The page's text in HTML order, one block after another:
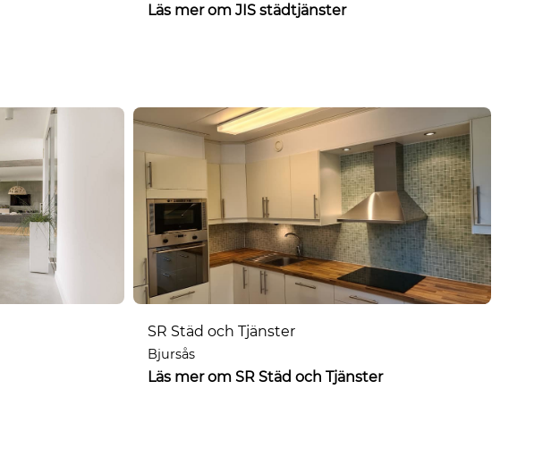
Läs mer om JIS städtjänster
SR Städ och Tjänster
Bjursås
Läs mer om SR Städ och Tjänster